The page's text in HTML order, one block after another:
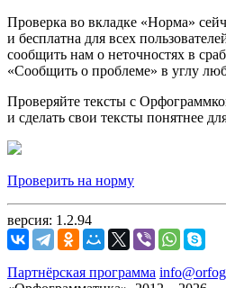
Проверка во вкладке «Норма»
и бесплатна для всех
сообщить нам о неточностях в
«Сообщить о проблеме» в углу
Проверяйте тексты с
и сделать свои тексты понятнее
Проверить на норму
версия: 1.2.94
Партнёрская программа